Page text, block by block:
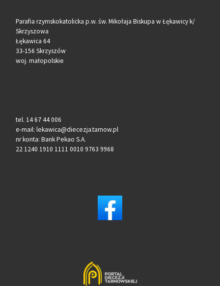
Parafia rzymskokatolicka p.w. św. Mikołaja Biskupa w Łękawicy k/
Skrzyszowa
Łękawica 64
33-156 Skrzyszów
woj. małopolskie
tel. 14 67 44 006
e-mail: lekawica@diecezja.tarnow.pl
nr konta: Bank Pekao S.A.
22 1240 1910 1111 0010 9763 9968